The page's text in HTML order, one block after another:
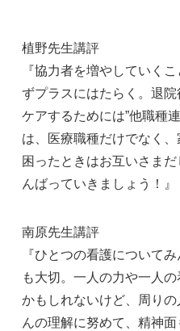
植野先生講評
『協力者を増やしていく
ずプラスにはたらく。退院
ケアするためには”他職種
は、医療職種だけでなく、
困ったときはお互いさま
んばっていきましょう！』
南原先生講評
『ひとつの看護について
も大切。一人の力や一人
かもしれないけど、周り
んの理解に努めて、精神